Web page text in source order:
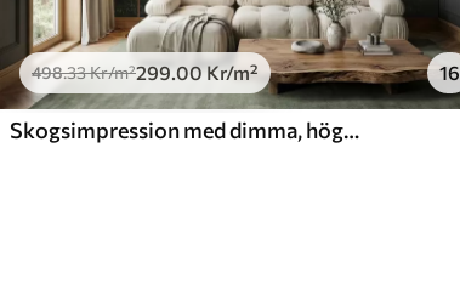
498.33Kr/m²299.00Kr/m² 16
Skogsimpression med dimma, höga träd och en stig